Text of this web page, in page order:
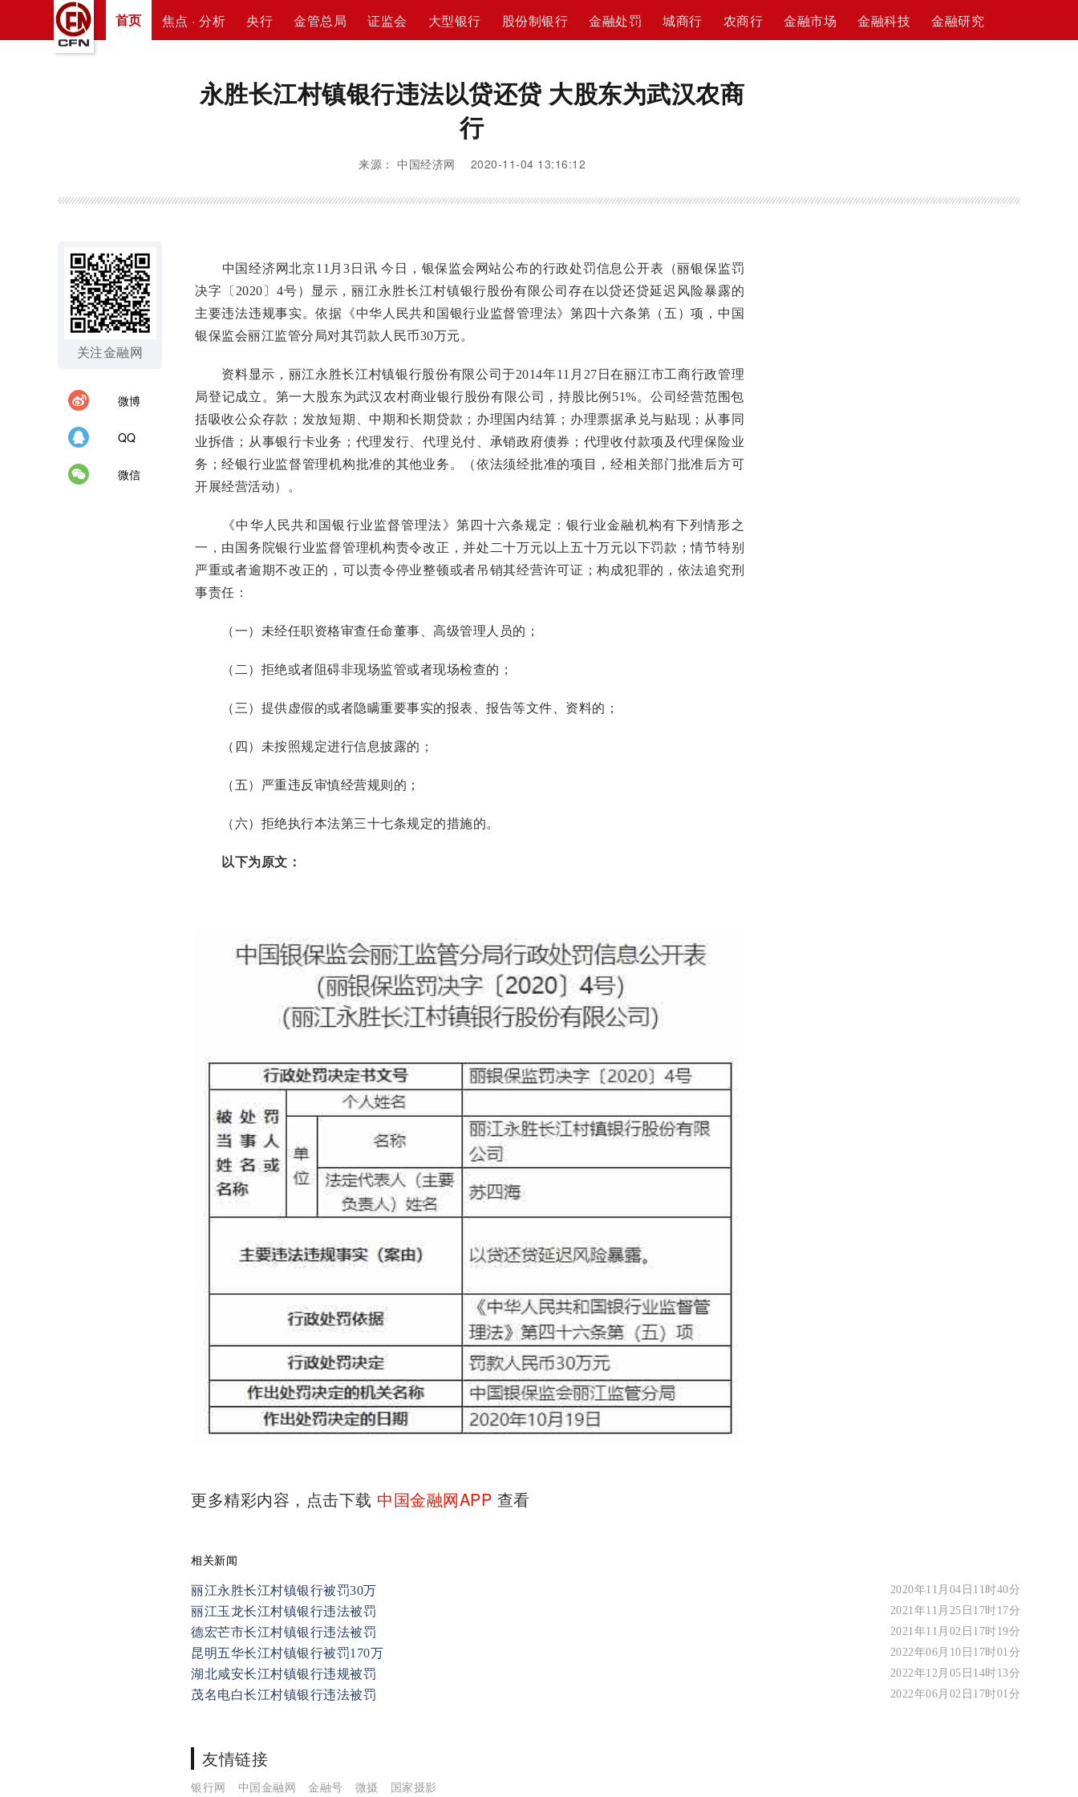
首页 焦点 · 分析 央行 金管总局 证监会 大型银行 股份制银行 金融处罚 城商行 农商行 金融市场 金融科技 金融研究
永胜长江村镇银行违法以贷还贷 大股东为武汉农商
行
来源： 中国经济网 2020-11-04 13:16:12
关注金融网
微博
QQ
微信
中国经济网北京11月3日讯 今日，银保监会网站公布的行政处罚信息公开表（丽银保监罚
决字〔2020〕4号）显示，丽江永胜长江村镇银行股份有限公司存在以贷还贷延迟风险暴露的
主要违法违规事实。依据《中华人民共和国银行业监督管理法》第四十六条第（五）项，中国
银保监会丽江监管分局对其罚款人民币30万元。
资料显示，丽江永胜长江村镇银行股份有限公司于2014年11月27日在丽江市工商行政管理
局登记成立。第一大股东为武汉农村商业银行股份有限公司，持股比例51%。公司经营范围包
括吸收公众存款；发放短期、中期和长期贷款；办理国内结算；办理票据承兑与贴现；从事同
业拆借；从事银行卡业务；代理发行、代理兑付、承销政府债券；代理收付款项及代理保险业
务；经银行业监督管理机构批准的其他业务。（依法须经批准的项目，经相关部门批准后方可
开展经营活动）。
《中华人民共和国银行业监督管理法》第四十六条规定：银行业金融机构有下列情形之
一，由国务院银行业监督管理机构责令改正，并处二十万元以上五十万元以下罚款；情节特别
严重或者逾期不改正的，可以责令停业整顿或者吊销其经营许可证；构成犯罪的，依法追究刑
事责任：
（一）未经任职资格审查任命董事、高级管理人员的；
（二）拒绝或者阻碍非现场监管或者现场检查的；
（三）提供虚假的或者隐瞒重要事实的报表、报告等文件、资料的；
（四）未按照规定进行信息披露的；
（五）严重违反审慎经营规则的；
（六）拒绝执行本法第三十七条规定的措施的。
以下为原文：
更多精彩内容，点击下载 中国金融网APP 查看
相关新闻
丽江永胜长江村镇银行被罚30万 2020年11月04日11时40分
丽江玉龙长江村镇银行违法被罚 2021年11月25日17时17分
德宏芒市长江村镇银行违法被罚 2021年11月02日17时19分
昆明五华长江村镇银行被罚170万 2022年06月10日17时01分
湖北咸安长江村镇银行违规被罚 2022年12月05日14时13分
茂名电白长江村镇银行违法被罚 2022年06月02日17时01分
友情链接
银行网 中国金融网 金融号 微摄 国家摄影